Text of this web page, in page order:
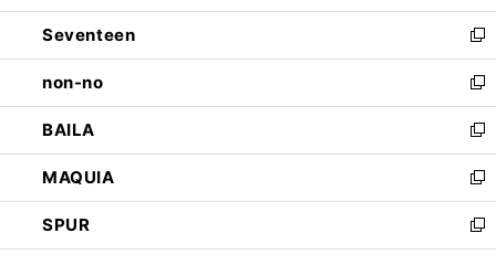
開
く
ウ
で
開
く
ン
ド
ウ
で
開
く
Seventeen
新
し
い
ウ
ィ
ン
ド
ウ
で
開
non-no
新
し
い
ウ
ィ
ン
ド
ウ
BAILA
新
し
い
ウ
ィ
ン
MAQUIA
新
し
い
ウ
SPUR
新
し